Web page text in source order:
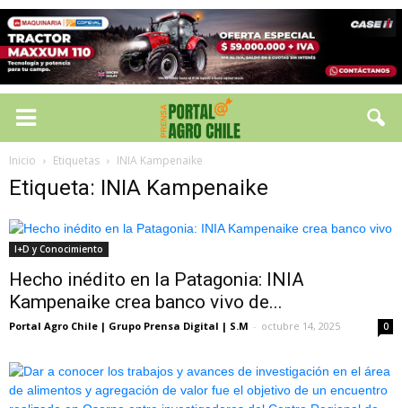
Inicio Etiquetas INIA Kampenaike
Etiqueta: INIA Kampenaike
I+D y Conocimiento
Hecho inédito en la Patagonia: INIA
Kampenaike crea banco vivo de...
Portal Agro Chile | Grupo Prensa Digital | S.M - octubre 14, 2025 0